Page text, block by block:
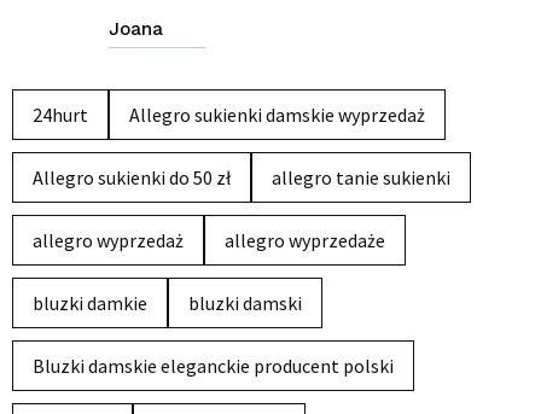
Joana
24hurt Allegro sukienki damskie wyprzedaż
Allegro sukienki do 50 zł allegro tanie sukienki
allegro wyprzedaż allegro wyprzedaże
bluzki damkie bluzki damski
Bluzki damskie eleganckie producent polski